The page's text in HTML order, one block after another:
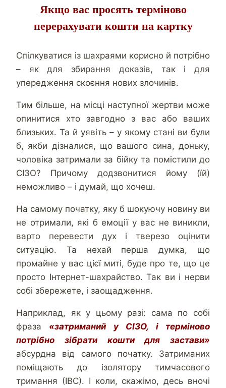
Якщо вас просять терміново
перерахувати кошти на картку
Спілкуватися із шахраями корисно й потрібно
– як для збирання доказів, так і для
упередження скоєння нових злочинів.
Тим більше, на місці наступної жертви може
опинитися хто завгодно з вас або ваших
близьких. Та й уявіть – у якому стані ви були
б, якби дізналися, що вашого сина, доньку,
чоловіка затримали за бійку та помістили до
СІЗО? Причому додзвонитися йому (їй)
неможливо – і думай, що хочеш.
На самому початку, яку б шокуючу новину ви
не отримали, які б емоції у вас не виникли,
варто перевести дух і тверезо оцінити
ситуацію. Та нехай перша думка, що
промайне у вас цієї миті, буде про те, що це
просто Інтернет-шахрайство. Так ви і нерви
собі збережете, і заощадження.
Наприклад, як у цьому разі: сама по собі
фраза «затриманий у СІЗО, і терміново
потрібно зібрати кошти для застави»
абсурдна від самого початку. Затриманих
поміщають до ізолятору тимчасового
тримання (ІВС). І коли, скажімо, десь вночі